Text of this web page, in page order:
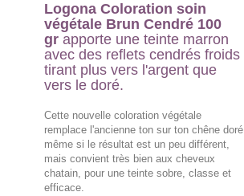
Logona Coloration soin
végétale Brun Cendré 100
gr apporte une teinte marron
avec des reflets cendrés froids
tirant plus vers l'argent que
vers le doré.
Cette nouvelle coloration végétale
remplace l'ancienne ton sur ton chêne doré
même si le résultat est un peu différent,
mais convient très bien aux cheveux
chatain, pour une teinte sobre, classe et
efficace.